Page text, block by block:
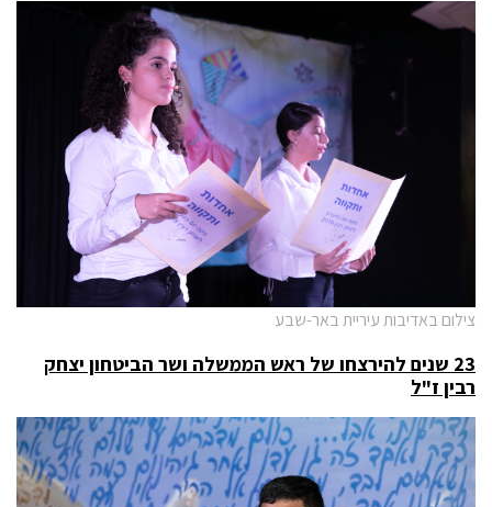
צילום באדיבות עיריית באר-שבע
23 שנים להירצחו של ראש הממשלה ושר הביטחון יצחק
רבין ז"ל